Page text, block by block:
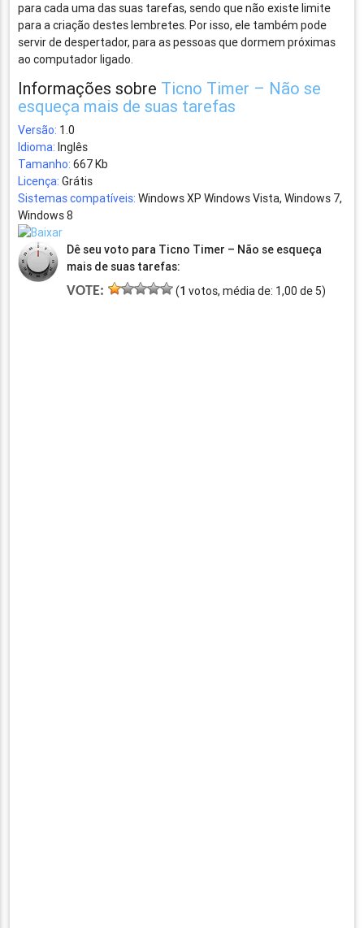
para cada uma das suas tarefas, sendo que não existe limite
para a criação destes lembretes. Por isso, ele também pode
servir de despertador, para as pessoas que dormem próximas
ao computador ligado.
Informações sobre Ticno Timer – Não se
esqueça mais de suas tarefas
Versão: 1.0
Idioma: Inglês
Tamanho: 667 Kb
Licença: Grátis
Sistemas compatíveis: Windows XP Windows Vista, Windows 7,
Windows 8
Dê seu voto para Ticno Timer – Não se esqueça
mais de suas tarefas:
VOTE: (1 votos, média de: 1,00 de 5)